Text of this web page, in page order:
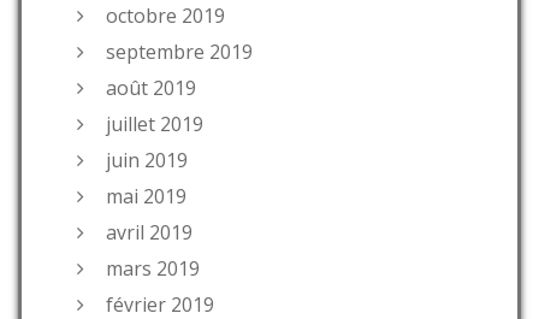
octobre 2019
septembre 2019
août 2019
juillet 2019
juin 2019
mai 2019
avril 2019
mars 2019
février 2019